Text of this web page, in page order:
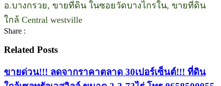
อ.บางกรวย, ขายที่ดิน ในซอยวัดบางไกรใน, ขายที่ดิน
ใกล้ Central westville
Share :
Related Posts
ขายด่วน!!! ลดจากราคาตลาด 30เปอร์เซ็นต์!!! ที่ดิน